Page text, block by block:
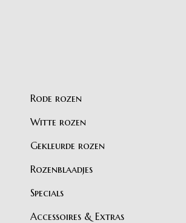
Rode rozen
Witte rozen
Gekleurde rozen
Rozenblaadjes
Specials
Accessoires & Extras